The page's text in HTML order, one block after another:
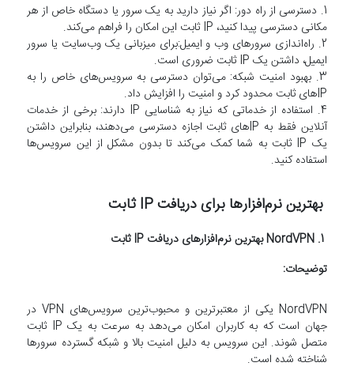
1. دسترسی از راه دور: اگر نیاز دارید به یک سرور یا دستگاه خاص از هر
مکانی دسترسی پیدا کنید، IP ثابت این امکان را فراهم می‌کند.
2. راه‌اندازی سرورهای وب و ایمیل:برای میزبانی یک وب‌سایت یا سرور
ایمیل، داشتن یک IP ثابت ضروری است.
3. بهبود امنیت شبکه: می‌توان دسترسی به سرویس‌های خاص را به
IP‌های ثابت محدود کرد و امنیت را افزایش داد.
4. استفاده از خدماتی که نیاز به شناسایی IP دارند: برخی از خدمات
آنلاین فقط به IP‌های ثابت اجازه دسترسی می‌دهند، بنابراین داشتن
یک IP ثابت به شما کمک می‌کند تا بدون مشکل از این سرویس‌ها
استفاده کنید.
بهترین نرم‌افزارها برای دریافت IP ثابت
1. NordVPN بهترین نرم‌افزارهای دریافت IP ثابت
توضیحات:
NordVPN یکی از معتبرترین و محبوب‌ترین سرویس‌های VPN در
جهان است که به کاربران امکان می‌دهد به سرعت به یک IP ثابت
متصل شوند. این سرویس به دلیل امنیت بالا و شبکه گسترده سرورها
شناخته شده است.